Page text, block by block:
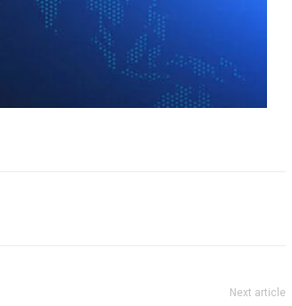
Next article